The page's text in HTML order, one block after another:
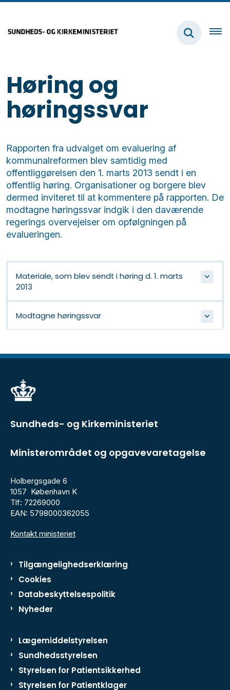
Høring og
høringssvar
Rapporten fra udvalget om evaluering af
kommunalreformen blev samtidig med
offentliggørelsen den 1. marts 2013 sendt i en
offentlig høring. Organisationer og borgere blev
dermed inviteret til at kommentere på rapporten. De
modtagne høringssvar indgik i den daværende
regerings overvejelser om opfølgningen på
evalueringen.
Materiale, som blev sendt i høring d. 1. marts
2013
Modtagne høringssvar
Sundheds- og Kirkeministeriet
Ministerområdet og opgavevaretagelse
Holbergsgade 6
1057 København K
Tlf: 72269000
EAN: 5798000362055
Kontakt ministeriet
Tilgængelighedserklæring
Cookies
Databeskyttelsespolitik
Nyheder
Lægemiddelstyrelsen
Sundhedsstyrelsen
Styrelsen for Patientsikkerhed
Styrelsen for Patientklager